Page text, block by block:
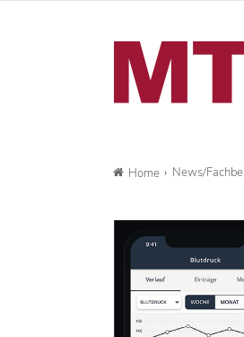
Home News/